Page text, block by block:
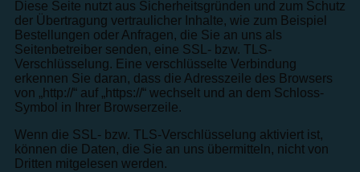
Diese Seite nutzt aus Sicherheitsgründen und zum Schutz
der Übertragung vertraulicher Inhalte, wie zum Beispiel
Bestellungen oder Anfragen, die Sie an uns als
Seitenbetreiber senden, eine SSL- bzw. TLS-
Verschlüsselung. Eine verschlüsselte Verbindung
erkennen Sie daran, dass die Adresszeile des Browsers
von „http://“ auf „https://“ wechselt und an dem Schloss-
Symbol in Ihrer Browserzeile.
Wenn die SSL- bzw. TLS-Verschlüsselung aktiviert ist,
können die Daten, die Sie an uns übermitteln, nicht von
Dritten mitgelesen werden.